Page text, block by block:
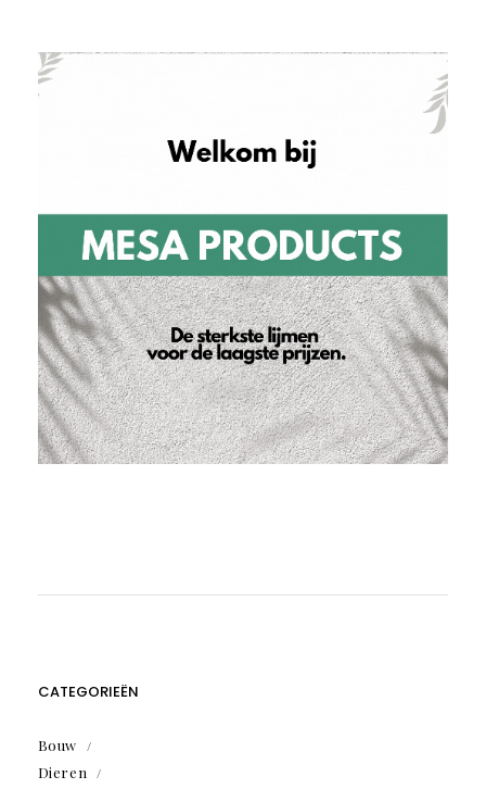
CATEGORIEËN
Bouw
Dieren